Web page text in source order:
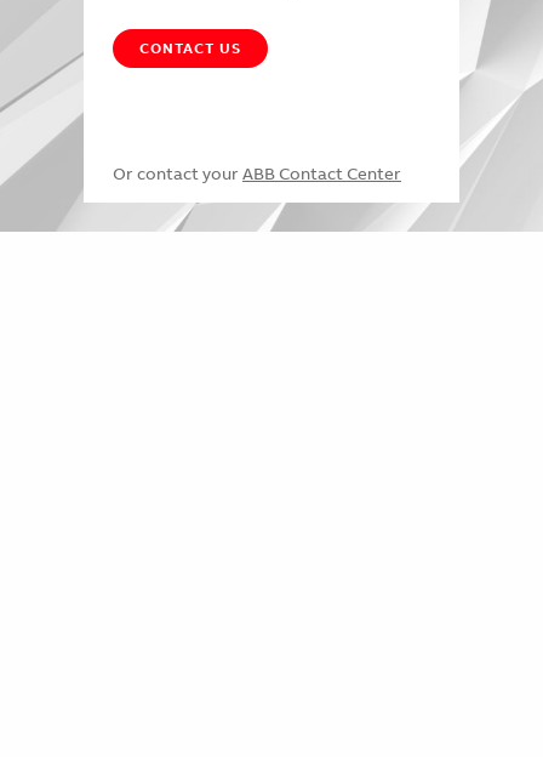
CONTACT US
Or contact your ABB Contact Center